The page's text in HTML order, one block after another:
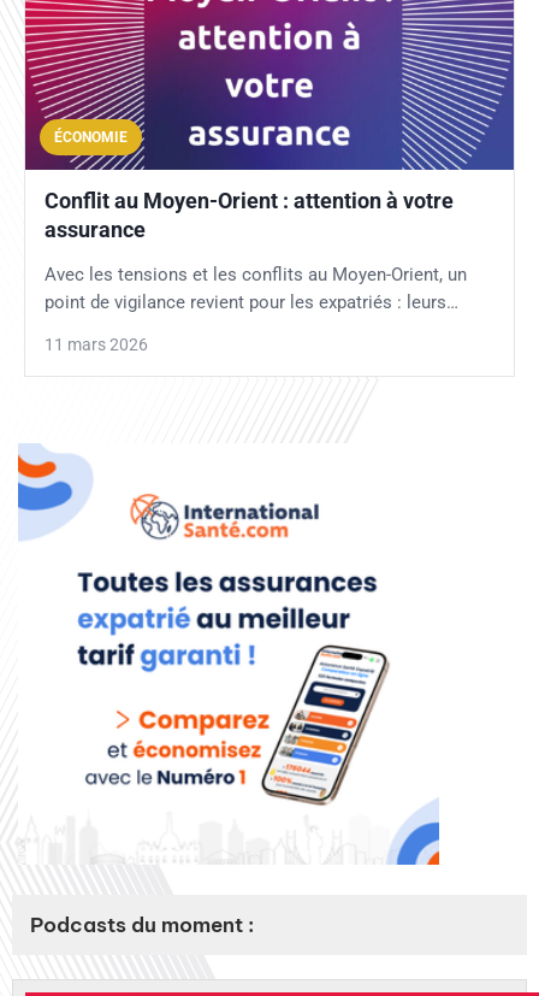
ÉCONOMIE
Conflit au Moyen-Orient : attention à votre
assurance
Avec les tensions et les conflits au Moyen-Orient, un
point de vigilance revient pour les expatriés : leurs…
11 mars 2026
Podcasts du moment :